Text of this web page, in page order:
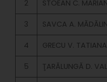
2 STOEAN C.
3 SAVCA A.
4 GRECU V. TATIANA
5 ŢARĂLUNGĂ D.